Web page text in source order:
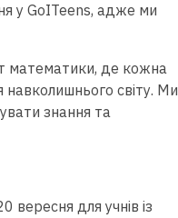
у GoITeens, адже ми
математики, де кожна
світу. Ми
знання та
вересня для учнів із